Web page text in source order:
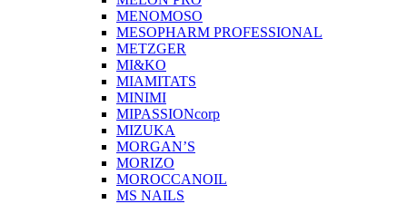
MENOMOSO
MESOPHARM PROFESSIONAL
METZGER
MI&KO
MIAMITATS
MINIMI
MIPASSIONcorp
MIZUKA
MORGAN’S
MORIZO
MOROCCANOIL
MS NAILS